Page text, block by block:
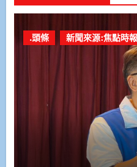
.頭條 新聞來源:焦點時報